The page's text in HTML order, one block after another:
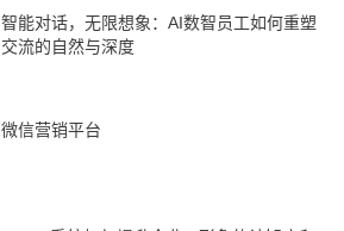
智能对话，无限想象：AI数智员工如何重塑
交流的自然与深度
微信营销平台